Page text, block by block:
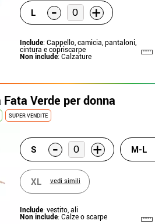
L - +
Include: Cappello, camicia, pantaloni,
cintura e copriscarpe
Non include: Calzature
Verde per donna
SUPER VENDITE
S - + M-L
XL vedi simili
Include: vestito, ali
Non include: Calze o scarpe